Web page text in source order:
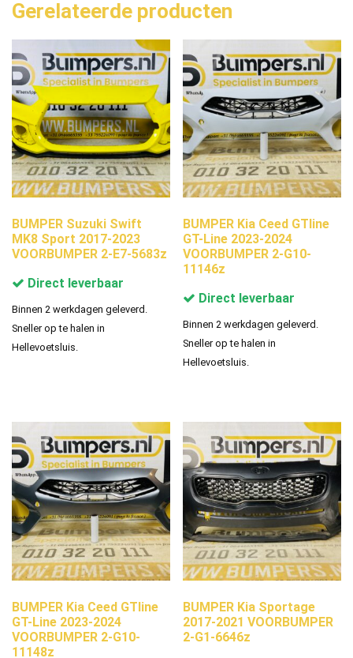
Gerelateerde producten
BUMPER Suzuki Swift
MK8 Sport 2017-2023
VOORBUMPER 2-E7-5683z
Direct leverbaar
Binnen 2 werkdagen geleverd.
Sneller op te halen in
Hellevoetsluis.
BUMPER Kia Ceed GTline
GT-Line 2023-2024
VOORBUMPER 2-G10-
11146z
Direct leverbaar
Binnen 2 werkdagen geleverd.
Sneller op te halen in
Hellevoetsluis.
BUMPER Kia Ceed GTline
GT-Line 2023-2024
VOORBUMPER 2-G10-
11148z
BUMPER Kia Sportage
2017-2021 VOORBUMPER
2-G1-6646z